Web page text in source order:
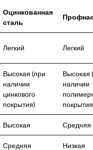
Оцинкованная
сталь
Легкий Легкий
Высокая (при
наличии
цинкового
покрытия)
Высокая
наличии
Высокая Средняя
Средняя Низкая